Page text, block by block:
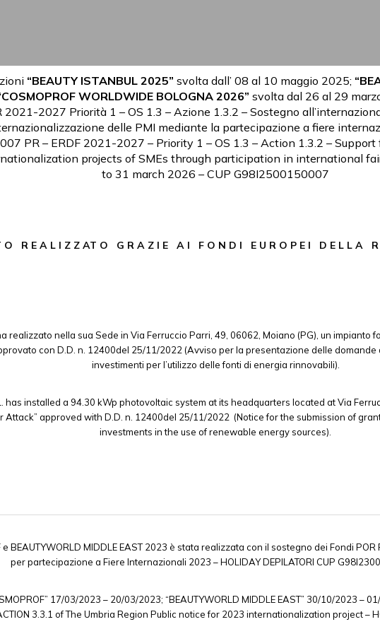
“BEAUTY ISTANBUL 2025” svolta dall’ 08 al 10 maggio 2025;
WORLDWIDE BOLOGNA 2026” svolta dal 26 al 29
2021-2027 Priorità 1 – OS 1.3 – Azione 1.3.2 – Sostegno
delle PMI mediante la partecipazione a fiere
PR – ERDF 2021-2027 – Priority 1 – OS 1.3 – Action 1.3.2 –
projects of SMEs through participation in international
to 31 march 2026 – CUP G98I2500150007
O R E A L I Z Z AT O G R A Z I E A I F O N D I E U R O P E I D E L L A R
realizzato nella sua Sede in Via Ferruccio Parri, 49, 06062, Moiano (PG), un
con D.D. n. 12400del 25/11/2022 (Avviso per la presentazione delle
investimenti per l’utilizzo delle fonti di energia rinnovabili).
has installed a 94.30 kWp photovoltaic system at its headquarters located at Via
Attack” approved with D.D. n. 12400del 25/11/2022 (Notice for the submission of
investments in the use of renewable energy sources).
BEAUTYWORLD MIDDLE EAST 2023 è stata realizzata con il sostegno dei Fondi
per partecipazione a Fiere Internazionali 2023 – HOLIDAY DEPILATORI CUP
17/03/2023 – 20/03/2023; “BEAUTYWORLD MIDDLE EAST” 30/10/2023
3.3.1 of The Umbria Region Public notice for 2023 internationalization project –